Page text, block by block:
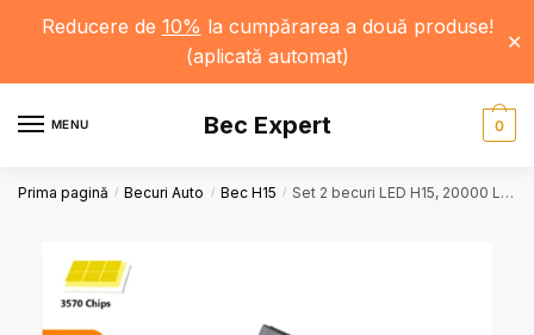
Reducere de 10% la cumpărarea a două produse!
(aplicată automat)
✕
MENU Bec Expert 0
Prima pagină / Becuri Auto / Bec H15 / Set 2 becuri LED H15, 20000 LM, 6000K/6500K/8000K/3000K/12000K, 80W, 12V, Iluminare Variată